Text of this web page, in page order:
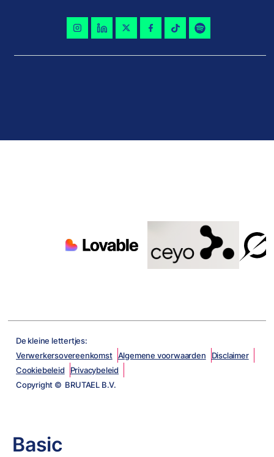
De kleine lettertjes:
Verwerkersovereenkomst Algemene voorwaarden
Disclaimer
Cookiebeleid
Privacybeleid
Copyright © BRUTAEL B.V.
Basic